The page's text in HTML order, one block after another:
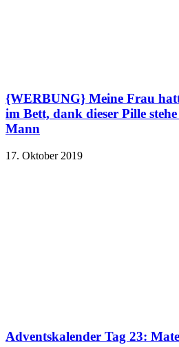
{WERBUNG} Meine Frau
im Bett, dank dieser Pille
Mann
17. Oktober 2019
Adventskalender Tag 23: